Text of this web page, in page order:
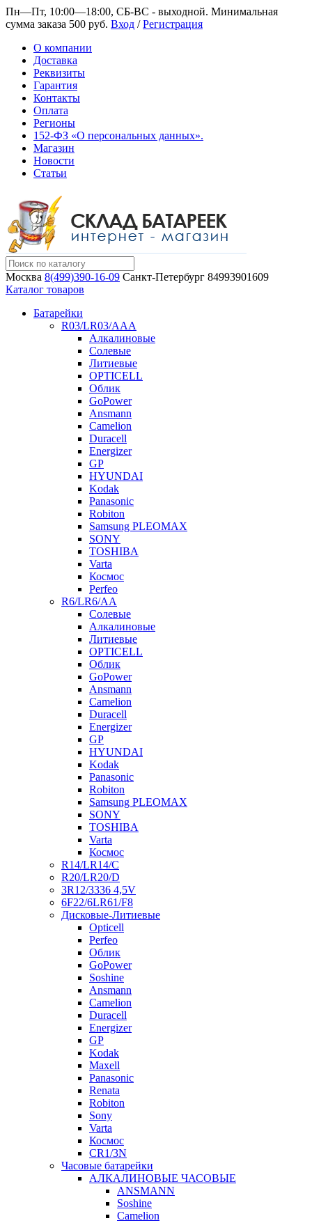
Пн—Пт, 10:00—18:00, СБ-ВС - выходной. Минимальная
сумма заказа 500 руб. Вход /Регистрация
О компании
Доставка
Реквизиты
Гарантия
Контакты
Оплата
Регионы
152-ФЗ «О персональных данных».
Магазин
Новости
Статьи
Москва 8(499)390-16-09 Санкт-Петербург 84993901609
Каталог товаров
Батарейки
R03/LR03/AAA
Алкалиновые
Солевые
Литиевые
OPTICELL
Облик
GoPower
Ansmann
Camelion
Duracell
Energizer
GP
HYUNDAI
Kodak
Panasonic
Robiton
Samsung PLEOMAX
SONY
TOSHIBA
Varta
Космос
Perfeo
R6/LR6/AA
Солевые
Алкалиновые
Литиевые
OPTICELL
Облик
GoPower
Ansmann
Camelion
Duracell
Energizer
GP
HYUNDAI
Kodak
Panasonic
Robiton
Samsung PLEOMAX
SONY
TOSHIBA
Varta
Космос
R14/LR14/C
R20/LR20/D
3R12/3336 4,5V
6F22/6LR61/F8
Дисковые-Литиевые
Opticell
Perfeo
Облик
GoPower
Soshine
Ansmann
Camelion
Duracell
Energizer
GP
Kodak
Maxell
Panasonic
Renata
Robiton
Sony
Varta
Космос
CR1/3N
Часовые батарейки
АЛКАЛИНОВЫЕ ЧАСОВЫЕ
ANSMANN
Soshine
Camelion